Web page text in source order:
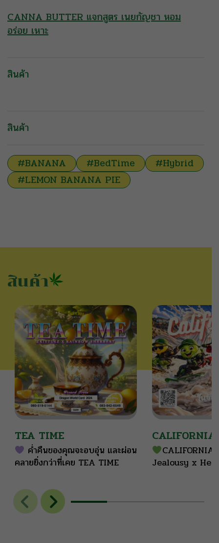
CANNA BUTTER แจกสูตร เนยกัญชา หอม
อร่อย เหาะ
สินค้า
สินค้า
#BANANA #BedTime
#Hybrid
#LEMON BANANA PIE
สินค้า
TEA TIME
ค่ำคืนของคุณจะอบอุ่น และผ่อน
คลายยิ่งกว่าที่เคย TEA TIME
CALIFORNIA
CALIFORNIA
Jealousy x
Sweet